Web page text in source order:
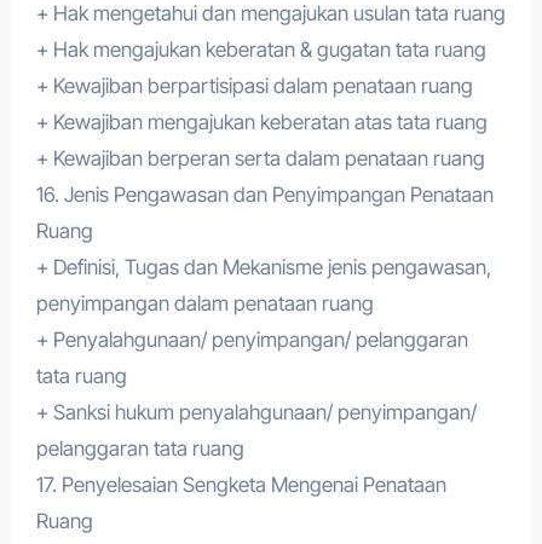
+ Hak mengetahui dan mengajukan usulan tata ruang
+ Hak mengajukan keberatan & gugatan tata ruang
+ Kewajiban berpartisipasi dalam penataan ruang
+ Kewajiban mengajukan keberatan atas tata ruang
+ Kewajiban berperan serta dalam penataan ruang
16. Jenis Pengawasan dan Penyimpangan Penataan
Ruang
+ Definisi, Tugas dan Mekanisme jenis pengawasan,
penyimpangan dalam penataan ruang
+ Penyalahgunaan/ penyimpangan/ pelanggaran
tata ruang
+ Sanksi hukum penyalahgunaan/ penyimpangan/
pelanggaran tata ruang
17. Penyelesaian Sengketa Mengenai Penataan
Ruang